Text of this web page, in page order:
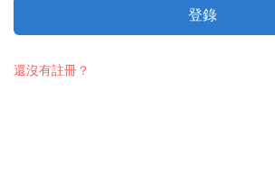
登錄
還沒有註冊？